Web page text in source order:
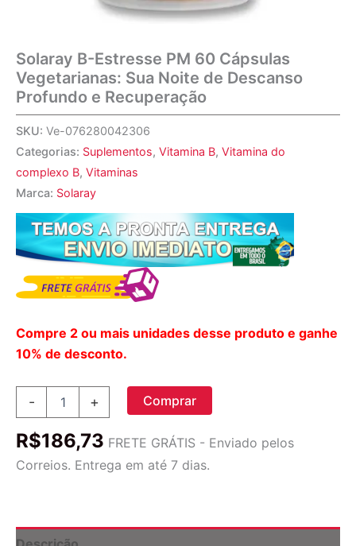
Solaray B-Estresse PM 60 Cápsulas
Vegetarianas: Sua Noite de Descanso
Profundo e Recuperação
SKU: Ve-076280042306
Categorias: Suplementos, Vitamina B, Vitamina do
complexo B, Vitaminas
Marca: Solaray
Compre 2 ou mais unidades desse produto e ganhe
10% de desconto.
-
PM
Cápsulas
+ Comprar
R$186,73 FRETE GRÁTIS - Enviado pelos
Correios. Entrega em até 7 dias.